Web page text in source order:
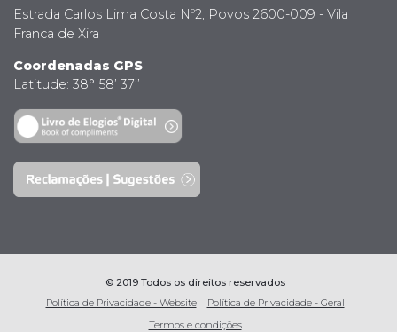
Estrada Carlos Lima Costa Nº2, Povos 2600-009 - Vila
Franca de Xira
Coordenadas GPS
Latitude: 38° 58’ 37’’
© 2019 Todos os direitos reservados
Política de Privacidade - Website
Política de Privacidade - Geral
Termos e condições